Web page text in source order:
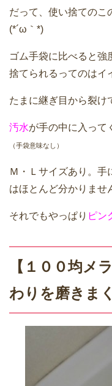
だって、使い捨てのこ
(*´ω｀*)
ゴム手袋に比べると強
捨てられるってのはイ
たまに継ぎ目から裂け
汚水が手の中に入って
（手袋意味なし）
Ｍ・Ｌサイズあり。手
はほとんど分かりませ
それでもやっぱり ピン
【１００均メ
わりを磨きま